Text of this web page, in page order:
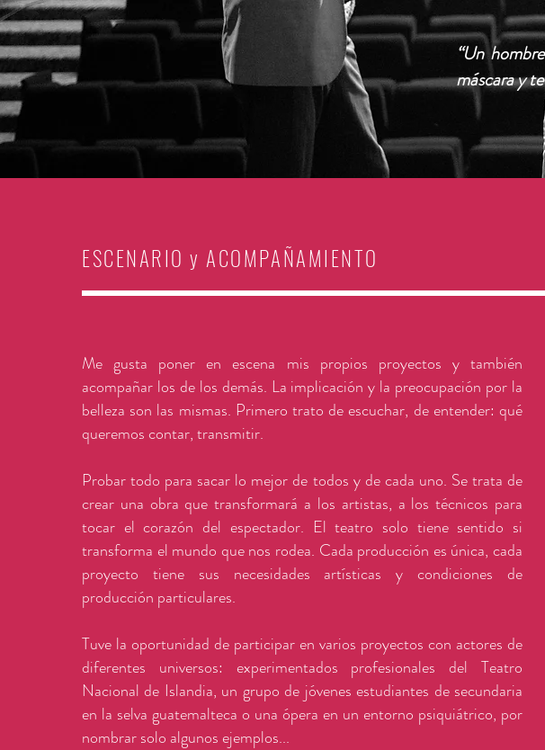
“Un
máscara y
ESCENARIO y ACOMPAÑAMIENTO
Me gusta poner en escena mis propios proyectos y también
acompañar los de los demás. La implicación y la preocupación por la
belleza son las mismas. Primero trato de escuchar, de entender: qué
queremos contar, transmitir.
Probar todo para sacar lo mejor de todos y de cada uno. Se trata de
crear una obra que transformará a los artistas, a los técnicos para
tocar el corazón del espectador. El teatro solo tiene sentido si
transforma el mundo que nos rodea. Cada producción es única, cada
proyecto tiene sus necesidades artísticas y condiciones de
producción particulares.
Tuve la oportunidad de participar en varios proyectos con actores de
diferentes universos: experimentados profesionales del Teatro
Nacional de Islandia, un grupo de jóvenes estudiantes de secundaria
en la selva guatemalteca o una ópera en un entorno psiquiátrico, por
nombrar solo algunos ejemplos...